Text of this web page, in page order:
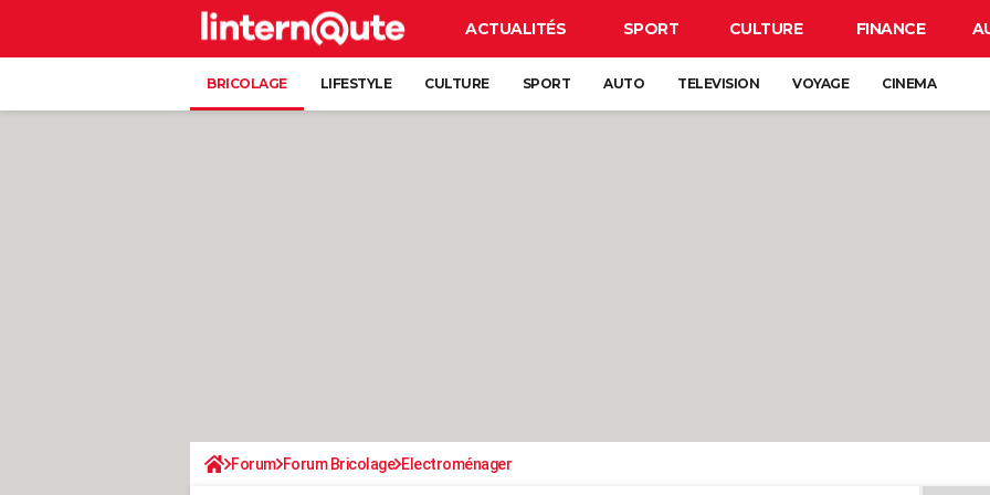
ACTUALITÉS SPORT CULTURE FINANCE
BRICOLAGE LIFESTYLE CULTURE SPORT AUTO TELEVISION VOYAGE CINEMA
Forum Forum Bricolage Electroménager